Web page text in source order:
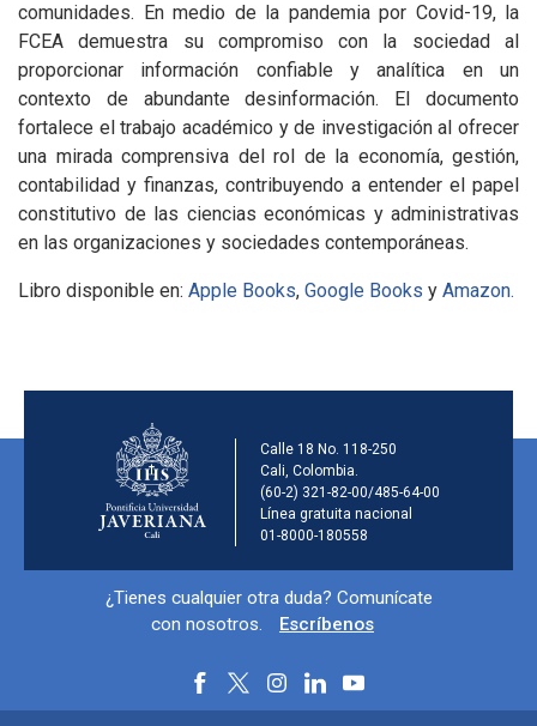
comunidades. En medio de la pandemia por Covid-19, la
FCEA demuestra su compromiso con la sociedad al
proporcionar información confiable y analítica en un
contexto de abundante desinformación. El documento
fortalece el trabajo académico y de investigación al ofrecer
una mirada comprensiva del rol de la economía, gestión,
contabilidad y finanzas, contribuyendo a entender el papel
constitutivo de las ciencias económicas y administrativas
en las organizaciones y sociedades contemporáneas.
Libro disponible en: Apple Books, Google Books y Amazon.
Información de la
Calle 18 No. 118-250
Cali, Colombia.
(60-2) 321-82-00/485-64-00
Línea gratuita nacional
01-8000-180558
Información y redes sociales
¿Tienes cualquier otra duda? Comunícate
con nosotros.
Escríbenos